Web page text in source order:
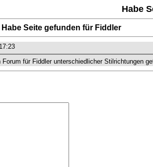
Habe
Habe Seite gefunden für Fiddler
für Fiddler unterschiedlicher Stilrichtungen